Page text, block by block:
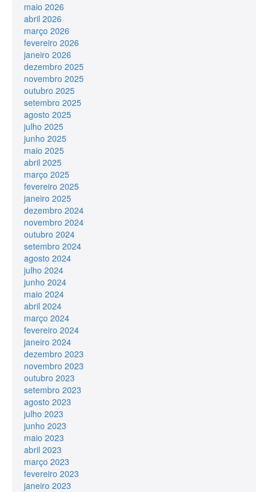
maio 2026
abril 2026
março 2026
fevereiro 2026
janeiro 2026
dezembro 2025
novembro 2025
outubro 2025
setembro 2025
agosto 2025
julho 2025
junho 2025
maio 2025
abril 2025
março 2025
fevereiro 2025
janeiro 2025
dezembro 2024
novembro 2024
outubro 2024
setembro 2024
agosto 2024
julho 2024
junho 2024
maio 2024
abril 2024
março 2024
fevereiro 2024
janeiro 2024
dezembro 2023
novembro 2023
outubro 2023
setembro 2023
agosto 2023
julho 2023
junho 2023
maio 2023
abril 2023
março 2023
fevereiro 2023
janeiro 2023